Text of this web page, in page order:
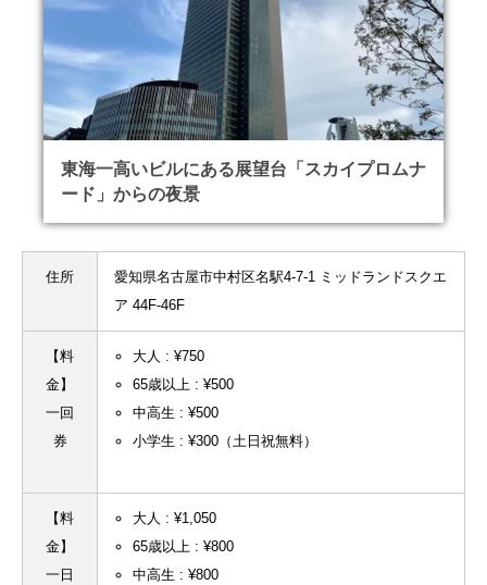
東海一高いビルにある展望台「スカイプロムナ
ード」からの夜景
住所
愛知県名古屋市中村区名駅4-7-1 ミッドランドスクエ
ア 44F-46F
【料
金】
一回
券
大人 : ¥750
65歳以上 : ¥500
中高生 : ¥500
小学生 : ¥300（土日祝無料）
【料
金】
一日
大人 : ¥1,050
65歳以上 : ¥800
中高生 : ¥800